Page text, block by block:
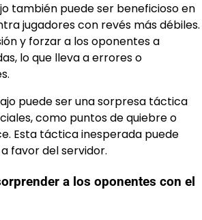
también puede ser beneficioso en
jugadores con revés más débiles.
y forzar a los oponentes a
lo que lleva a errores o
puede ser una sorpresa táctica
como puntos de quiebre o
Esta táctica inesperada puede
favor del servidor.
a los oponentes con el